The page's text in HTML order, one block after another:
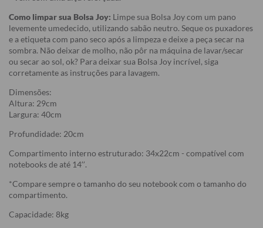
Como limpar sua Bolsa Joy: Limpe sua Bolsa Joy com um pano
levemente umedecido, utilizando sabão neutro. Seque os puxadores
e a etiqueta com pano seco após a limpeza e deixe a peça secar na
sombra. Não deixar de molho, não pôr na máquina de lavar/secar
ou secar ao sol, ok? Para deixar sua Bolsa Joy incrível, siga
corretamente as instruções para lavagem.
Dimensões:
Altura: 29cm
Largura: 40cm
Profundidade: 20cm
Compartimento interno estruturado: 34x22cm - compatível com
notebooks de até 14’’.
*Compare sempre o tamanho do seu notebook com o tamanho do
compartimento.
Capacidade: 8kg